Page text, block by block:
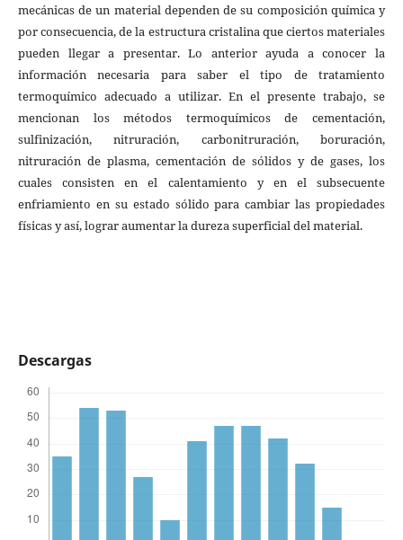
mecánicas de un material dependen de su composición química y
por consecuencia, de la estructura cristalina que ciertos materiales
pueden llegar a presentar. Lo anterior ayuda a conocer la
información necesaria para saber el tipo de tratamiento
termoquímico adecuado a utilizar. En el presente trabajo, se
mencionan los métodos termoquímicos de cementación,
sulfinización, nitruración, carbonitruración, boruración,
nitruración de plasma, cementación de sólidos y de gases, los
cuales consisten en el calentamiento y en el subsecuente
enfriamiento en su estado sólido para cambiar las propiedades
físicas y así, lograr aumentar la dureza superficial del material.
Descargas